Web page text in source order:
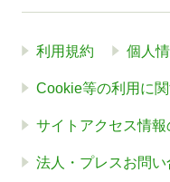
利用規約 個人
Cookie等の利用に
サイトアクセス情
法人・プレスお問い